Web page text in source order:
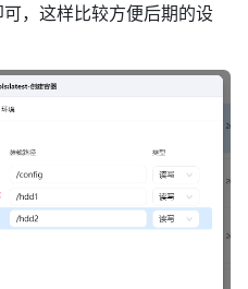
，这样比较方便后期的设